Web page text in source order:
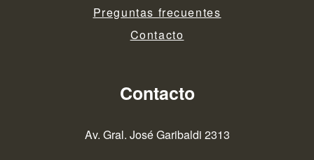
Preguntas frecuentes
Contacto
Contacto
Av. Gral. José Garibaldi 2313